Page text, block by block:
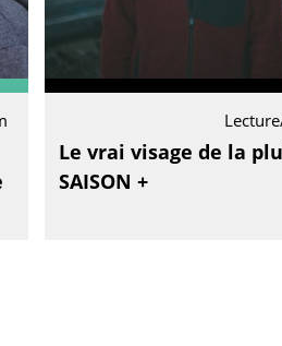
Le vrai visage de la
SAISON +